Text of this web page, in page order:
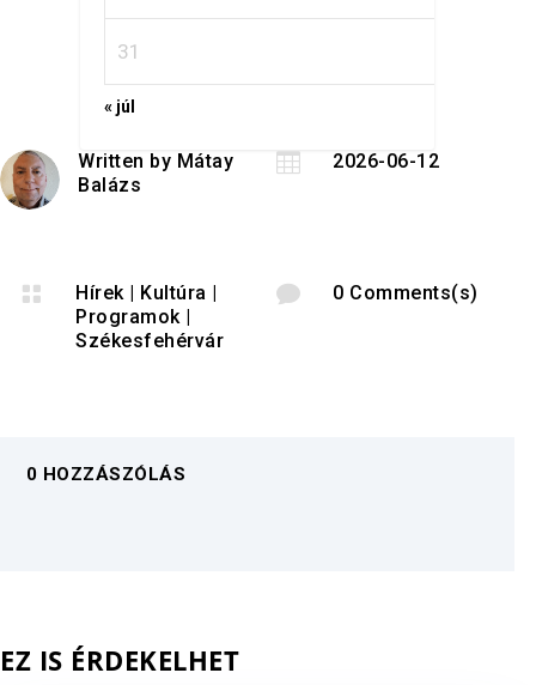
31
« júl
Written by Mátay
Balázs
 2026-06-12
 Hírek| Kultúra |
Programok|
Székesfehérvár
 0 Comments(s)
0 HOZZÁSZÓLÁS
EZ IS ÉRDEKELHET